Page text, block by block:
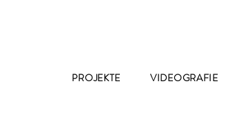
PROJEKTE VIDEOGRAFIE